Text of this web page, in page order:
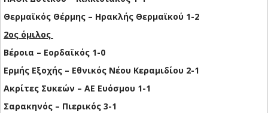
Θερμαϊκός Θέρμης – Ηρακλής Θερμαϊκού 1-2
2ος όμιλος
Βέροια – Εορδαϊκός 1-0
Ερμής Εξοχής – Εθνικός Νέου Κεραμιδίου 2-1
Ακρίτες Συκεών – ΑΕ Ευόσμου 1-1
Σαρακηνός – Πιερικός 3-1